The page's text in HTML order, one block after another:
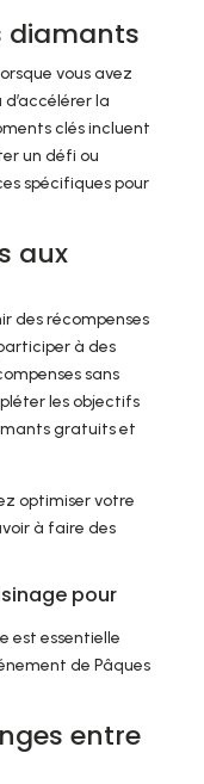
diamants
vous avez
d’accélérer la
clés incluent
un défi ou
spécifiques pour
aux
des récompenses
à des
sans
les objectifs
gratuits et
optimiser votre
à faire des
pour
est essentielle
de Pâques
entre